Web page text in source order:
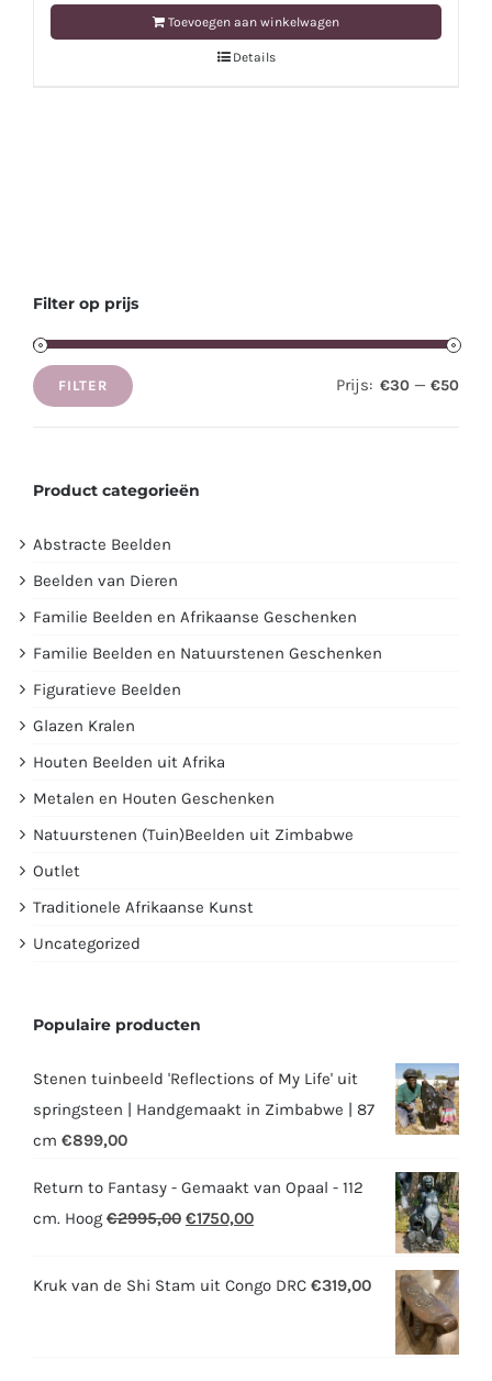
Toevoegen aan winkelwagen
Details
Filter op prijs
Min.
Max.
FILTER Prijs: €30 — €50
Product categorieën
Abstracte Beelden
Beelden van Dieren
Familie Beelden en Afrikaanse Geschenken
Familie Beelden en Natuurstenen Geschenken
Figuratieve Beelden
Glazen Kralen
Houten Beelden uit Afrika
Metalen en Houten Geschenken
Natuurstenen (Tuin)Beelden uit Zimbabwe
Outlet
Traditionele Afrikaanse Kunst
Uncategorized
Populaire producten
Stenen tuinbeeld 'Reflections of My Life' uit
springsteen | Handgemaakt in Zimbabwe | 87
cm €899,00
Return to Fantasy - Gemaakt van Opaal - 112
cm. Hoog €2995,00 Oorspronkelijke
was:
€1750,00Huidige
is:
Kruk van de Shi Stam uit Congo DRC €319,00